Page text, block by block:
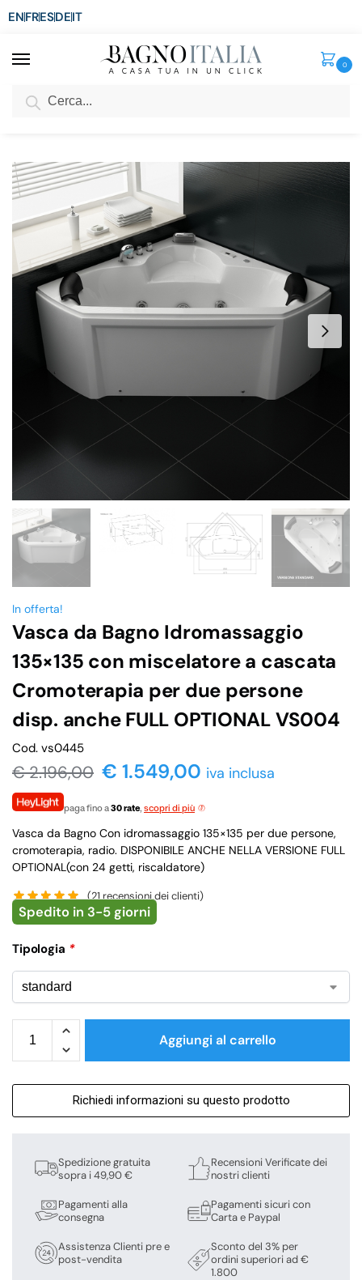
ENFRESDEIT
0
SCONTO del 3%
In offerta!
Vasca da Bagno Idromassaggio
135×135 con miscelatore a cascata
Cromoterapia per due persone
disp. anche FULL OPTIONAL VS004
Cod. vs0445
€2.196,00 € 1.549,00 iva inclusa
paga fino a30 rate, scopri di più
Vasca da Bagno Con idromassaggio 135×135 per due persone,
cromoterapia, radio. DISPONIBILE ANCHE NELLA VERSIONE FULL
OPTIONAL(con 24 getti, riscaldatore)
(21recensioni dei clienti)
Spedito in 3-5 giorni
Tipologia *
Aggiungi al carrello
Richiedi informazioni su questo prodotto
Spedizione gratuita
sopra i 49,90 €
Pagamenti alla
consegna
Assistenza Clienti pre e
post-vendita
Recensioni Verificate dei
nostri clienti
Pagamenti sicuri con
Carta e Paypal
Sconto del 3% per
ordini superiori ad €
1.800